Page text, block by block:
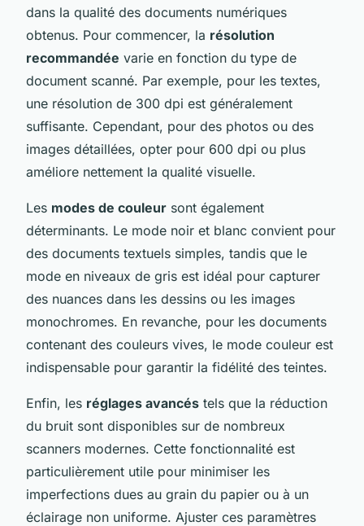
dans la qualité des documents numériques
obtenus. Pour commencer, la résolution
recommandée varie en fonction du type de
document scanné. Par exemple, pour les textes,
une résolution de 300 dpi est généralement
suffisante. Cependant, pour des photos ou des
images détaillées, opter pour 600 dpi ou plus
améliore nettement la qualité visuelle.
Les modes de couleur sont également
déterminants. Le mode noir et blanc convient pour
des documents textuels simples, tandis que le
mode en niveaux de gris est idéal pour capturer
des nuances dans les dessins ou les images
monochromes. En revanche, pour les documents
contenant des couleurs vives, le mode couleur est
indispensable pour garantir la fidélité des teintes.
Enfin, les réglages avancés tels que la réduction
du bruit sont disponibles sur de nombreux
scanners modernes. Cette fonctionnalité est
particulièrement utile pour minimiser les
imperfections dues au grain du papier ou à un
éclairage non uniforme. Ajuster ces paramètres